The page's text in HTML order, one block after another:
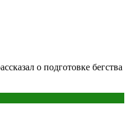
о подготовке бегства